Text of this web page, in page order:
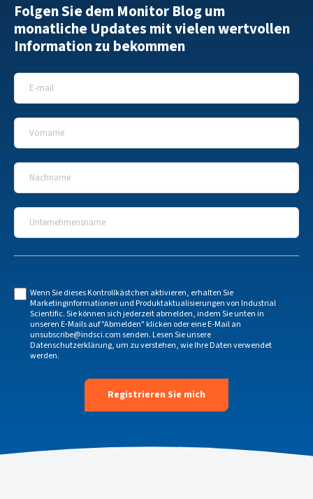
Folgen Sie dem Monitor Blog um
monatliche Updates mit vielen wertvollen
Information zu bekommen
E-Mail
Vorname
Nachname
Unternehmensname
Wenn Sie dieses Kontrollkästchen aktivieren, erhalten Sie
Marketinginformationen und Produktaktualisierungen von Industrial
Scientific. Sie können sich jederzeit abmelden, indem Sie unten in
unseren E-Mails auf "Abmelden" klicken oder eine E-Mail an
unsubscribe@indsci.comsenden. Lesen Sie unsere
Datenschutzerklärung, um zu verstehen, wie Ihre Daten verwendet
werden.